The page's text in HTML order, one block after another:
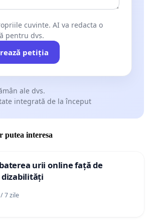
cuvinte. AI va redacta o
pentru dvs.
petiția
ale dvs.
integrată de la început
putea interesa
urii online față de
dizabilități
7 zile